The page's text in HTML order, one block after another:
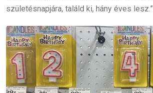
születésnapjára, találd ki, hány éves lesz.”